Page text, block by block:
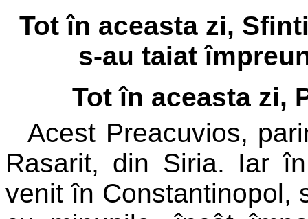
Tot în aceasta zi,
s-au taiat
Tot în aceasta zi,
Acest Preacuvios,
Rasarit, din Siria. Iar
venit în Constantinopol,